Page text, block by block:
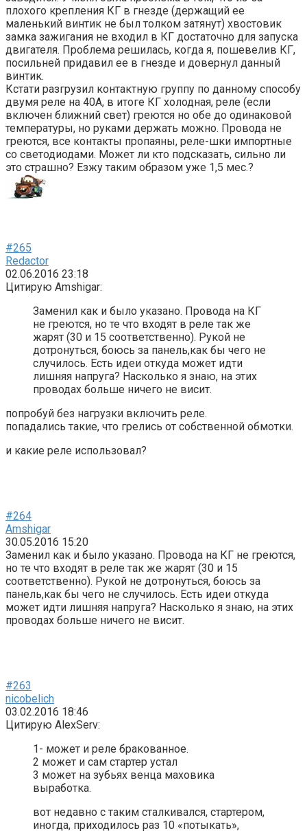
плохого крепления КГ в гнезде (держащий ее
маленький винтик не был толком затянут) хвостовик
замка зажигания не входил в КГ достаточно для запуска
двигателя. Проблема решилась, когда я, пошевелив КГ,
посильней придавил ее в гнезде и довернул данный
винтик.
Кстати разгрузил контактную группу по данному способу
двумя реле на 40А, в итоге КГ холодная, реле (если
включен ближний свет) греются но обе до одинаковой
температуры, но руками держать можно. Провода не
греются, все контакты пропаяны, реле-шки импортные
со светодиодами. Может ли кто подсказать, сильно ли
это страшно? Езжу таким образом уже 1,5 мес.?
#265
Redactor
02.06.2016 23:18
Цитирую Amshigar:
Заменил как и было указано. Провода на КГ
не греются, но те что входят в реле так же
жарят (30 и 15 соответственно). Рукой не
дотронуться, боюсь за панель,как бы чего не
случилось. Есть идеи откуда может идти
лишняя напруга? Насколько я знаю, на этих
проводах больше ничего не висит.
попробуй без нагрузки включить реле.
попадались такие, что грелись от собственной обмотки.
и какие реле использовал?
#264
Amshigar
30.05.2016 15:20
Заменил как и было указано. Провода на КГ не греются,
но те что входят в реле так же жарят (30 и 15
соответственно). Рукой не дотронуться, боюсь за
панель,как бы чего не случилось. Есть идеи откуда
может идти лишняя напруга? Насколько я знаю, на этих
проводах больше ничего не висит.
#263
nicobelich
03.02.2016 18:46
Цитирую AlexServ:
1- может и реле бракованное.
2 может и сам стартер устал
3 может на зубьях венца маховика
выработка.
вот недавно с таким сталкивался, стартером,
иногда, приходилось раз 10 «потыкать»,